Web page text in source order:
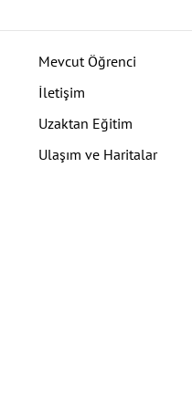
Mevcut Öğrenci
İletişim
Uzaktan Eğitim
Ulaşım ve Haritalar